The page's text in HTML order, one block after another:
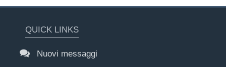
QUICK LINKS
Nuovi messaggi